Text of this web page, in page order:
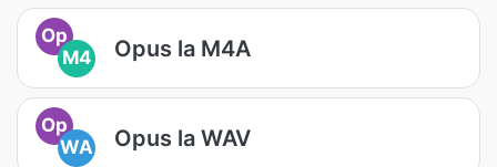
Op
M4
Opus la M4A
Op
WA
Opus la WAV